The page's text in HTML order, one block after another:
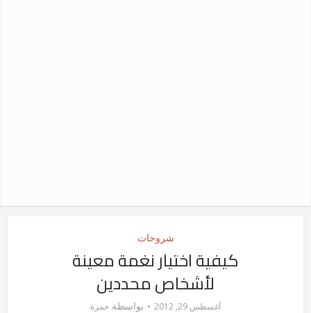
شروحات
كيفية اختيار نغمة معينة
لأشخاص محددين
أغسطس 29, 2012 بواسطة حمزة